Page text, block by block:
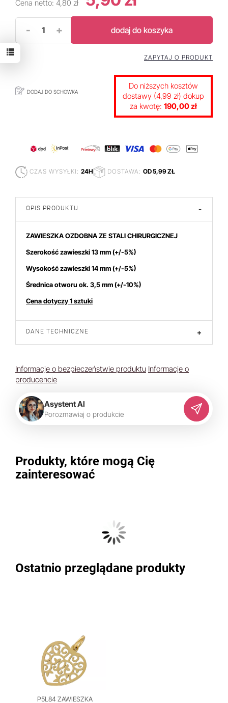
Cena netto: 4,80 zł
- + dodaj do koszyka
DODAJ DO SCHOWKA
ZAPYTAJ O PRODUKT
Do niższych kosztów
dostawy (4,99 zł) dokup
za kwotę: 190,00 zł
CZAS WYSYŁKI: 24H DOSTAWA: OD 5,99 ZŁ
OPIS PRODUKTU -
ZAWIESZKA OZDOBNA ZE STALI CHIRURGICZNEJ
Szerokość zawieszki 13 mm (+/-5%)
Wysokość zawieszki 14 mm (+/-5%)
Średnica otworu ok. 3,5 mm (+/-10%)
Cena dotyczy 1 sztuki
DANE TECHNICZNE +
Informacje o bezpieczeństwie produktu Informacje o
producencie
Asystent AI
Porozmawiaj o produkcie
Produkty, które mogą Cię
zainteresować
Ostatnio przeglądane produkty
P5L84 ZAWIESZKA